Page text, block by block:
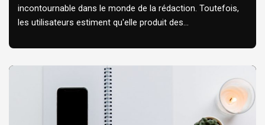
incontournable dans le monde de la rédaction. Toutefois,
les utilisateurs estiment qu'elle produit des...